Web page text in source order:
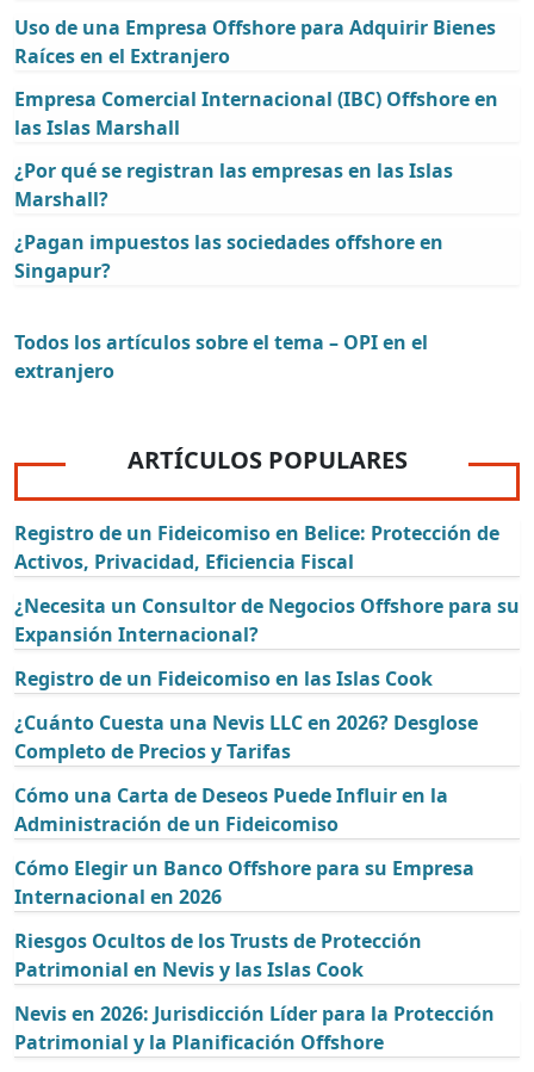
Uso de una Empresa Offshore para Adquirir Bienes
Raíces en el Extranjero
Empresa Comercial Internacional (IBC) Offshore en
las Islas Marshall
¿Por qué se registran las empresas en las Islas
Marshall?
¿Pagan impuestos las sociedades offshore en
Singapur?
Todos los artículos sobre el tema – OPI en el
extranjero
ARTÍCULOS POPULARES
Registro de un Fideicomiso en Belice: Protección de
Activos, Privacidad, Eficiencia Fiscal
¿Necesita un Consultor de Negocios Offshore para su
Expansión Internacional?
Registro de un Fideicomiso en las Islas Cook
¿Cuánto Cuesta una Nevis LLC en 2026? Desglose
Completo de Precios y Tarifas
Cómo una Carta de Deseos Puede Influir en la
Administración de un Fideicomiso
Cómo Elegir un Banco Offshore para su Empresa
Internacional en 2026
Riesgos Ocultos de los Trusts de Protección
Patrimonial en Nevis y las Islas Cook
Nevis en 2026: Jurisdicción Líder para la Protección
Patrimonial y la Planificación Offshore